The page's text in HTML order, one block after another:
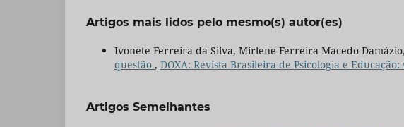
Artigos mais lidos pelo mesmo(s) autor(es)
Ivonete Ferreira da Silva, Mirlene Ferreira Macedo Damázio,
questão , DOXA: Revista Brasileira de Psicologia e
Artigos Semelhantes